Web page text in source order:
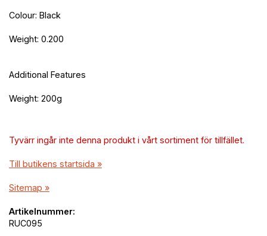
Colour: Black
Weight: 0.200
Additional Features
Weight: 200g
Tyvärr ingår inte denna produkt i vårt sortiment för tillfället.
Till butikens startsida »
Sitemap »
Artikelnummer:
RUC095